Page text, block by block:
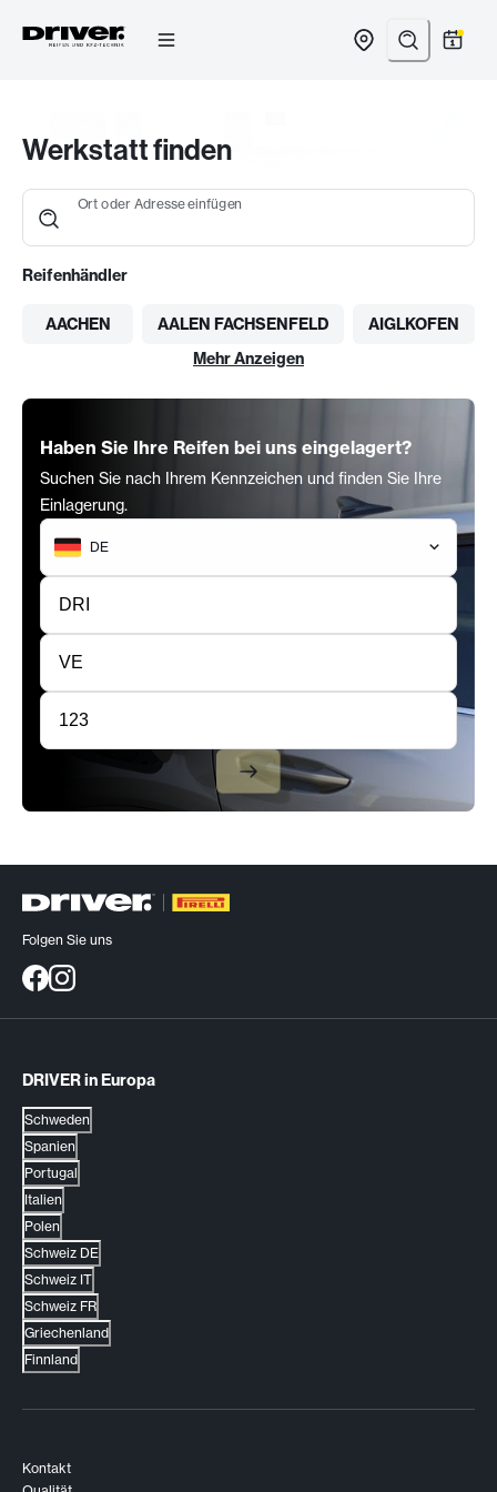
springen
Werkstatt finden
Ort oder Adresse einfügen
Reifenhändler
AACHEN AALEN FACHSENFELD
AIGLKOFEN
Mehr Anzeigen
Haben Sie Ihre Reifen bei uns eingelagert?
Suchen Sie nach Ihrem Kennzeichen und finden Sie Ihre
Einlagerung.
DE
Folgen Sie uns
DRIVER in Europa
Schweden
Spanien
Portugal
Italien
Polen
Schweiz DE
Schweiz IT
Schweiz FR
Griechenland
Finnland
Kontakt